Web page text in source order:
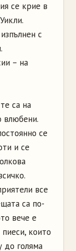
се крие в
с
– на
са на
влюбени.
се
и се
все
са по-
вече е
които
до голяма